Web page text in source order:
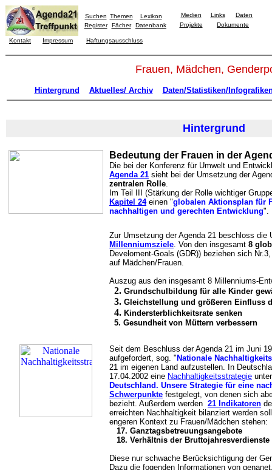
Suchen Themen
Lexikon
Register
Fächer Datenbank
Medien Links
Daten
Projekte
Dokumente
Kontakt Impressum Haftungsausschluss
Frauen, Mädchen,
Hintergrund Aktuelles/ Archiv Daten/Statistiken/
Hintergrund
Bedeutung der Frauen in der
Die bei der Konferenz für Umwelt und
Agenda 21 sieht bei der Umsetzung der
zentralen Rolle.
Im Teil III (Stärkung der Rolle wichtiger
Kapitel 24einen "globalen Aktionsplan für
nachhaltigen und gerechten Entwicklung".
Zur Umsetzung der Agenda 21 beschloss die
Millenniumsziele. Von den insgesamt 8
Develoment-Goals (GDR)) beziehen sich
auf Mädchen/Frauen.
Auszug aus den insgesamt 8 Millenniums-
2. Grundschulbildung für alle Kinder
3. Gleichstellung und größeren Einfluss
4. Kindersterblichkeitsrate senken
5. Gesundheit von Müttern verbessern
Seit dem Beschluss der Agenda 21 im Juni
aufgefordert, sog. " Nationale
21 im eigenen Land aufzustellen. In
17.04.2002 eine Nachhaltigkeitsstrategie
Deutschland. Unsere Strategie für eine
Schwerpunkte festgelegt, von denen sich
bezieht. Außerdem werden 21 Indikatoren
erreichten Nachhaltigkeit bilanziert werden
engeren Kontext zu Frauen/Mädchen stehen:
17. Ganztagsbetreuungsangebote
18. Verhältnis der
Diese nur schwache Berücksichtigung der
Dazu die fogenden Informationen von